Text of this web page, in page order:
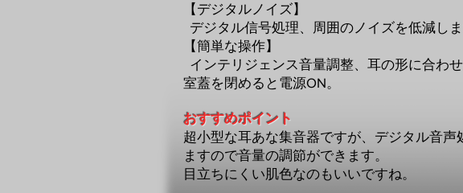
【デジタルノイズ】
デジタル信号処理、周囲のノイズを低減しま
【簡単な操作】
インテリジェンス音量調整、耳の形に合わ
室蓋を閉めると電源ON。
おすすめポイント
超小型な耳あな集音器ですが、デジタル音
ますので音量の調節ができます。
​目立ちにくい肌色なのもいいですね。